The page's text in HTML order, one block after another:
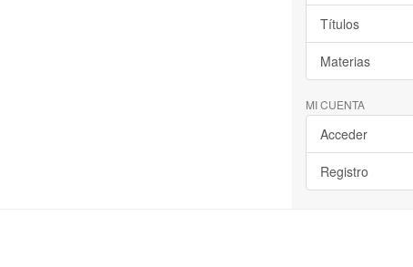
Títulos
Materias
MI CUENTA
Acceder
Registro